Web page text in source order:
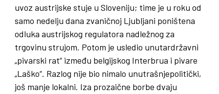
uvoz austrijske stuje u Sloveniju; time je u roku od
samo nedelju dana zvaničnoj Ljubljani poništena
odluka austrijskog regulatora nadležnog za
trgovinu strujom. Potom je usledio unutardržavni
„pivarski rat“ između belgijskog Interbrua i pivare
„Laško“. Razlog nije bio nimalo unutrašnjepolitički,
još manje lokalni. Iza prozaične borbe dvaju